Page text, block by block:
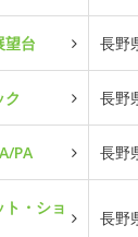
望台 長野
ク 長野
PA 長野
ト・ショ
長野